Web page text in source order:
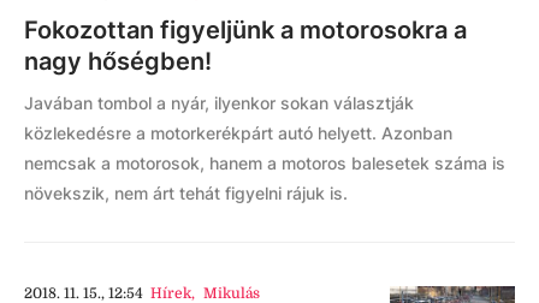
Fokozottan figyeljünk a motorosokra a
nagy hőségben!
Javában tombol a nyár, ilyenkor sokan választják
közlekedésre a motorkerékpárt autó helyett. Azonban
nemcsak a motorosok, hanem a motoros balesetek száma is
növekszik, nem árt tehát figyelni rájuk is.
2018. 11. 15., 12:54 Hírek, Mikulás